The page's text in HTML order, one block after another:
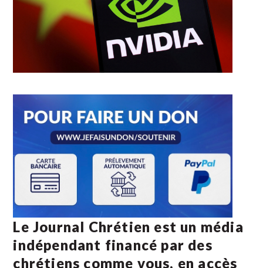
Le Journal Chrétien est un média
indépendant financé par des
chrétiens comme vous, en accès